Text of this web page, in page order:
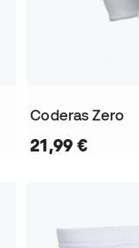
Coderas Zero
21,99 €